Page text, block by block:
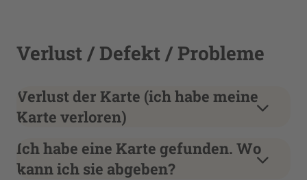
Verlust / Defekt / Probleme
Verlust der Karte (ich habe meine
Karte verloren)
Ich habe eine Karte gefunden. Wo
kann ich sie abgeben?